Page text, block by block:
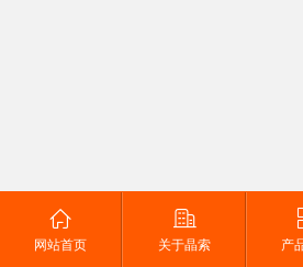

网站首页

关于晶索 产